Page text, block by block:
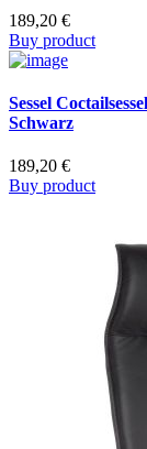
189,20 €
Buy product
Sessel
Schwarz
189,20 €
Buy product